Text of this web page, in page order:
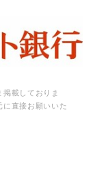
載しておりま
に直接お願いいた